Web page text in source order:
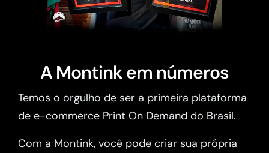
A Montink em números
Temos o orgulho de ser a primeira plataforma
de e-commerce Print On Demand do Brasil.
Com a Montink, você pode criar sua própria